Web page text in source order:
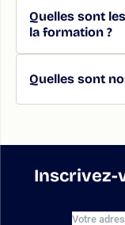
Quelles sont
la formation ?
Quelles sont
Inscrivez-